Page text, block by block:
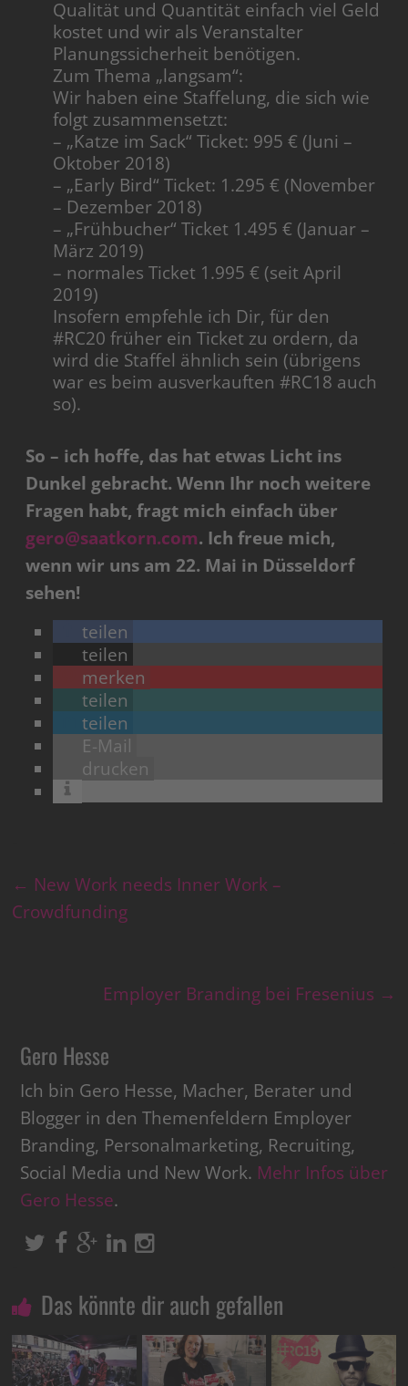
Qualität und Quantität einfach viel Geld
kostet und wir als Veranstalter
Planungssicherheit benötigen.
Zum Thema „langsam“:
Wir haben eine Staffelung, die sich wie
folgt zusammensetzt:
– „Katze im Sack“ Ticket: 995 € (Juni –
Oktober 2018)
– „Early Bird“ Ticket: 1.295 € (November
– Dezember 2018)
– „Frühbucher“ Ticket 1.495 € (Januar –
März 2019)
– normales Ticket 1.995 € (seit April
2019)
Insofern empfehle ich Dir, für den
#RC20 früher ein Ticket zu ordern, da
wird die Staffel ähnlich sein (übrigens
war es beim ausverkauften #RC18 auch
so).
So – ich hoffe, das hat etwas Licht ins
Dunkel gebracht. Wenn Ihr noch weitere
Fragen habt, fragt mich einfach über
gero@saatkorn.com. Ich freue mich,
wenn wir uns am 22. Mai in Düsseldorf
sehen!
teilen
teilen
merken
teilen
teilen
E-Mail
drucken
← New Work needs Inner Work –
Crowdfunding
Employer Branding bei Fresenius →
Gero Hesse
Ich bin Gero Hesse, Macher, Berater und
Blogger in den Themenfeldern Employer
Branding, Personalmarketing, Recruiting,
Social Media und New Work. Mehr Infos über
Gero Hesse.
Das könnte dir auch gefallen